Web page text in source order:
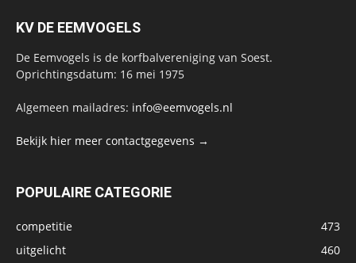
KV DE EEMVOGELS
De Eemvogels is de korfbalvereniging van Soest.
Oprichtingsdatum: 16 mei 1975
Algemeen mailadres: info@eemvogels.nl
Bekijk hier meer contactgegevens →
POPULAIRE CATEGORIE
competitie
473
uitgelicht
460